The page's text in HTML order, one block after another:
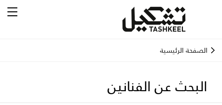
الصفحة الرئيسية
البحث عن الفنانين